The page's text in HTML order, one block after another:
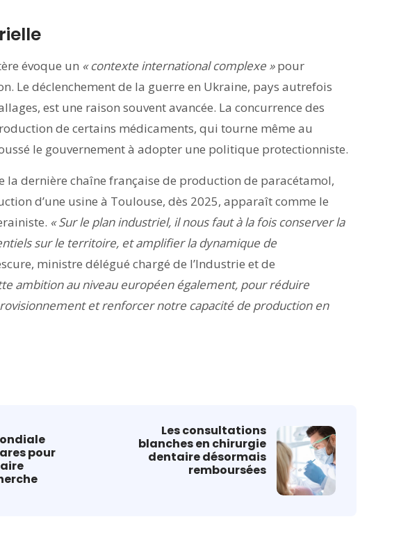
évoque un « contexte international complexe »pour
Le déclenchement de la guerre en Ukraine, pays autrefois
est une raison souvent avancée. La concurrence des
de certains médicaments, qui tourne même au
le gouvernement à adopter une politique protectionniste.
la dernière chaîne française de production de paracétamol,
d’une usine à Toulouse, dès 2025, apparaît comme le
« Sur le plan industriel, il nous faut à la fois conserver la
sur le territoire, et amplifier la dynamique de
ministre délégué chargé de l’Industrie et de
ambition au niveau européen également, pour réduire
et renforcer notre capacité de production en
pour
Les consultations
blanches en chirurgie
dentaire désormais
remboursées